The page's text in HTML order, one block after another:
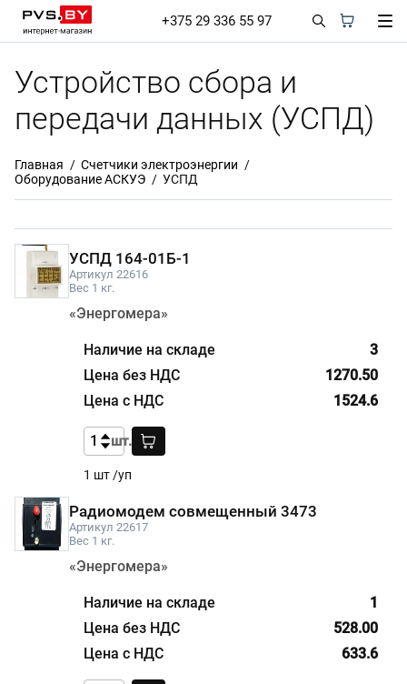
+375 29 336 55 97
Устройство сбора и
передачи данных (УСПД)
Главная
Счетчики электроэнергии
Оборудование АСКУЭ
УСПД
УСПД 164-01Б-1
Артикул 22616
Вес 1 кг.
«Энергомера»
3
1 шт /уп
1270.50
1524.6
шт.
Радиомодем совмещенный 3473
Артикул 22617
Вес 1 кг.
«Энергомера»
1
528.00
633.6